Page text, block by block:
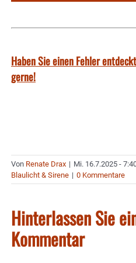
Haben Sie einen Fehler
gerne!
Von Renate Drax | Mi. 16.7.2025 -
Blaulicht & Sirene | 0 Kommentare
Hinterlassen Sie
Kommentar